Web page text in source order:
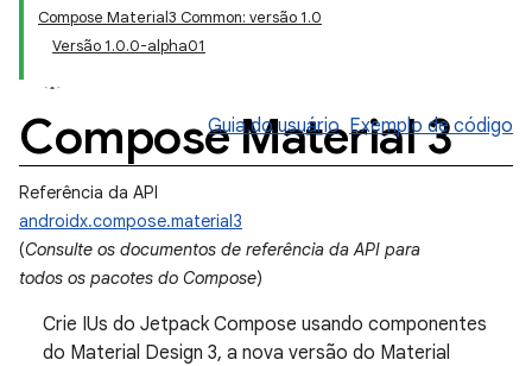
Compose Material3 Common: versão 1.0
Versão 1.0.0-alpha01
Compose Material 3
Guia do usuário Exemplo de código
Referência da API
androidx.compose.material3
(Consulte os documentos de referência da API para
todos os pacotes do Compose)
Crie IUs do Jetpack Compose usando componentes
do Material Design 3, a nova versão do Material